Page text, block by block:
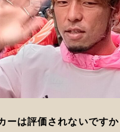
ーは評価されないです